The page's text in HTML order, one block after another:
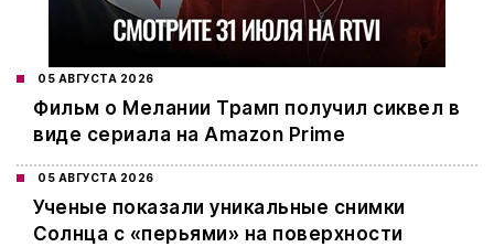
05 АВГУСТА 2026
Фильм о Мелании Трамп получил сиквел в
виде сериала на Amazon Prime
05 АВГУСТА 2026
Ученые показали уникальные снимки
Солнца с «перьями» на поверхности